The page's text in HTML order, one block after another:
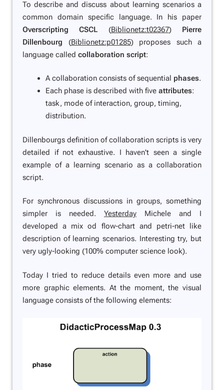
To describe and discuss about learning scenarios a
common domain specific language. In his paper
Overscripting CSCL (Biblionetz:t02367) Pierre
Dillenbourg (Biblionetz:p01285) proposes such a
language called collaboration script:
A collaboration consists of sequential phases.
Each phase is described with fiveattributes:
task, mode of interaction, group, timing,
distribution.
Dillenbourgs definition of collaboration scripts is very
detailed if not exhaustive. I haven't seen a single
example of a learning scenario as a collaboration
script.
For synchronous discussions in groups, something
simpler is needed. Yesterday Michele and I
developed a mix od flow-chart and petri-net like
description of learning scenarios. Interesting try, but
very ugly-looking (100% computer science look).
Today I tried to reduce details even more and use
more graphic elements. At the moment, the visual
language consists of the following elements: